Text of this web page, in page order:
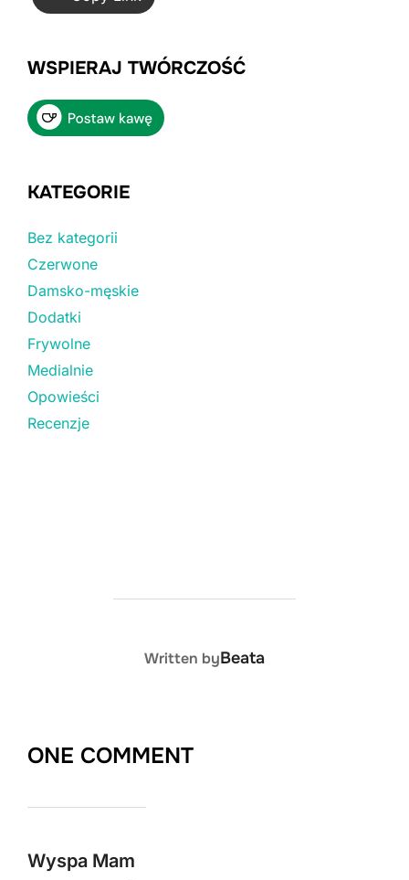
WSPIERAJ TWÓRCZOŚĆ
KATEGORIE
Bez kategorii
Czerwone
Damsko-męskie
Dodatki
Frywolne
Medialnie
Opowieści
Recenzje
POST AUTHOR
Written byBeata
ONE COMMENT
Wyspa Mam